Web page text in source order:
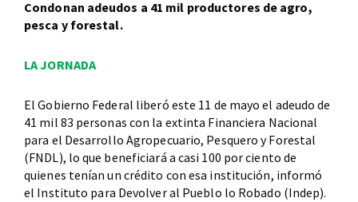
Condonan adeudos a 41 mil productores de agro,
pesca y forestal.
LA JORNADA
El Gobierno Federal liberó este 11 de mayo el adeudo de
41 mil 83 personas con la extinta Financiera Nacional
para el Desarrollo Agropecuario, Pesquero y Forestal
(FNDL), lo que beneficiará a casi 100 por ciento de
quienes tenían un crédito con esa institución, informó
el Instituto para Devolver al Pueblo lo Robado (Indep).